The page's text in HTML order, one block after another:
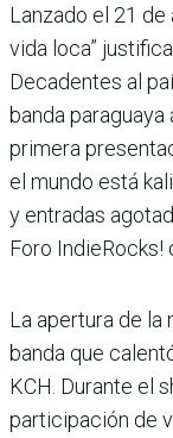
Lanzado el 21 de
vida loca”
Decadentes al
banda
primera
el mundo está
y entradas
Foro IndieRocks!
La apertura de la
banda que
KCH. Durante el
participación de